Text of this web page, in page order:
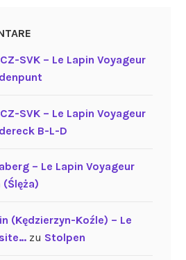
SVK – Le Lapin Voyageur
SVK – Le Lapin Voyageur
B-L-D
– Le Lapin Voyageur
(Kędzierzyn-Koźle) – Le
zu Stolpen